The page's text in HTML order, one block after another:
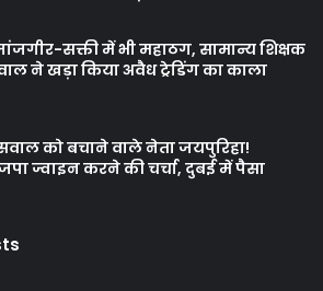
सक्ती में भी महाठग, सामान्य शिक्षक
ने खड़ा किया अवैध ट्रेडिंग का काला
को बचाने वाले नेता जयपुरिहा!
ज्वाइन करने की चर्चा, दुबई में पैसा